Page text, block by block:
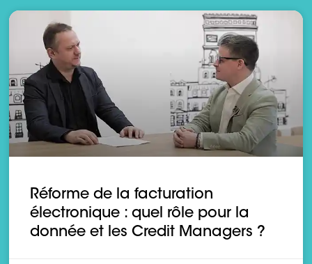
Réforme de la facturation
électronique : quel rôle pour la
donnée et les Credit Managers ?